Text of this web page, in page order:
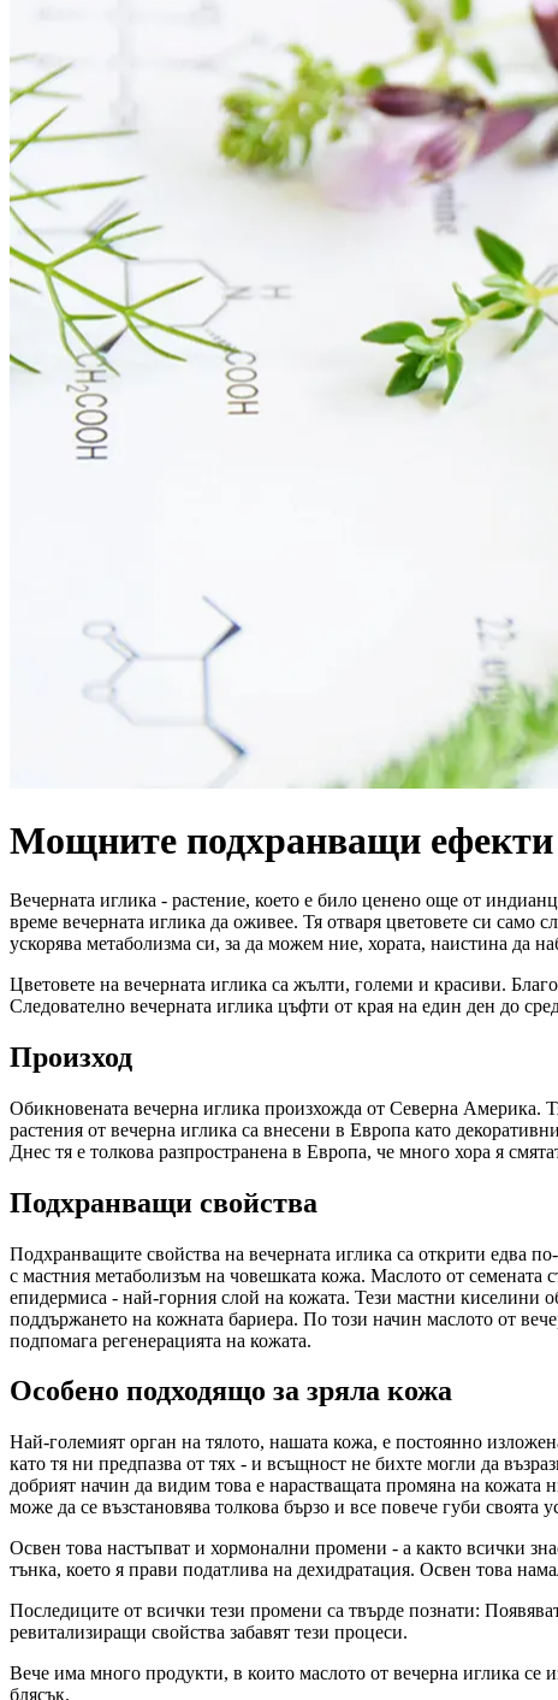
Мощните подхранващи ефекти
Вечерната иглика - растение, което е било ценено още от
време вечерната иглика да оживее. Тя отваря цветовете си само
ускорява метаболизма си, за да можем ние, хората, наистина да
Цветовете на вечерната иглика са жълти, големи и красиви.
Следователно вечерната иглика цъфти от края на един ден до
Произход
Обикновената вечерна иглика произхожда от Северна Америка.
растения от вечерна иглика са внесени в Европа като
Днес тя е толкова разпространена в Европа, че много хора я
Подхранващи свойства
Подхранващите свойства на вечерната иглика са открити едва
с мастния метаболизъм на човешката кожа. Маслото от
епидермиса - най-горния слой на кожата. Тези мастни киселини
поддържането на кожната бариера. По този начин маслото от
подпомага регенерацията на кожата.
Особено подходящо за зряла кожа
Най-големият орган на тялото, нашата кожа, е постоянно
като тя ни предпазва от тях - и всъщност не бихте могли да
добрият начин да видим това е нарастващата промяна на кожата
може да се възстановява толкова бързо и все повече губи своята
Освен това настъпват и хормонални промени - а както всички
тънка, което я прави податлива на дехидратация. Освен това
Последиците от всички тези промени са твърде познати:
ревитализиращи свойства забавят тези процеси.
Вече има много продукти, в които маслото от вечерна иглика
блясък.